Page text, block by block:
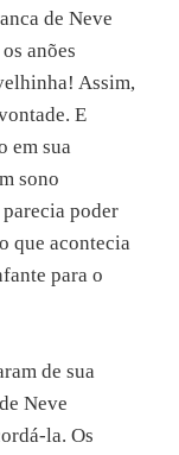
de Neve
anões
Assim,
E
em sua
sono
poder
que acontecia
para o
de sua
Neve
la. Os